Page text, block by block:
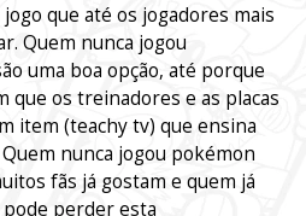
que até os jogadores mais
Quem nunca jogou
uma boa opção, até porque
que os treinadores e as placas
item (teachy tv) que ensina
nunca jogou pokémon
fãs já gostam e quem já
perder esta